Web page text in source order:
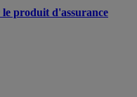
produit d'assurance